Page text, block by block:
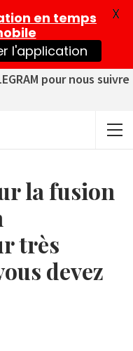
pour nous suivre
la fusion
très
devez
en temps
l'application
X